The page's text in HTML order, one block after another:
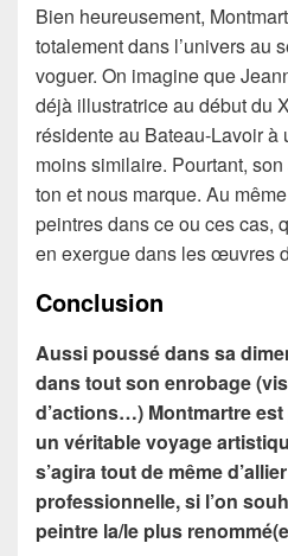
Bien heureusement,
totalement dans l’univers au
voguer. On imagine que
déjà illustratrice au début du
résidente au Bateau-Lavoir à
moins similaire. Pourtant,
ton et nous marque. Au
peintres dans ce ou ces cas,
en exergue dans les œuvres
Conclusion
Aussi poussé dans sa
dans tout son enrobage
d’actions…) Montmartre est
un véritable voyage
s’agira tout de même
professionnelle, si l’on
peintre la/le plus